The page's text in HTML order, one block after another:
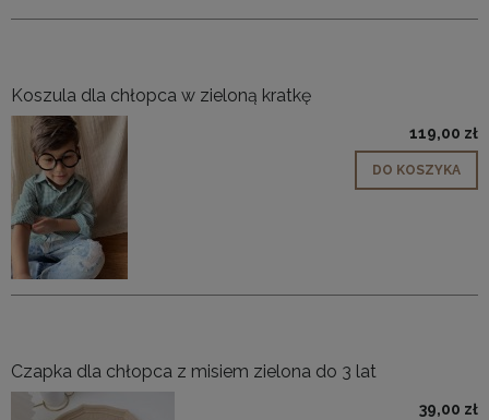
Koszula dla chłopca w zieloną kratkę
119,00 zł
DO KOSZYKA
Czapka dla chłopca z misiem zielona do 3 lat
39,00 zł